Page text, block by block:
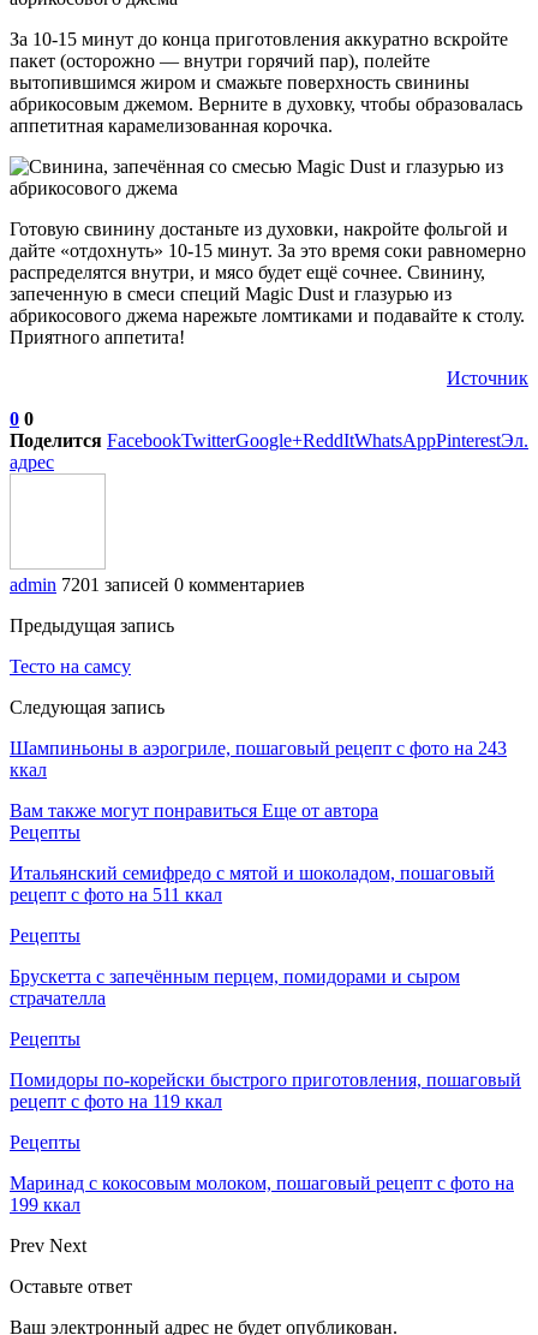
За 10-15 минут до конца приготовления аккуратно вскройте
пакет (осторожно — внутри горячий пар), полейте
вытопившимся жиром и смажьте поверхность свинины
абрикосовым джемом. Верните в духовку, чтобы образовалась
аппетитная карамелизованная корочка.
Готовую свинину достаньте из духовки, накройте фольгой и
дайте «отдохнуть» 10-15 минут. За это время соки равномерно
распределятся внутри, и мясо будет ещё сочнее. Свинину,
запеченную в смеси специй Magic Dust и глазурью из
абрикосового джема нарежьте ломтиками и подавайте к столу.
Приятного аппетита!
Источник
0 0
Поделится FacebookTwitterGoogle+ReddItWhatsAppPinterestЭл.
адрес
admin 7201 записей 0 комментариев
Предыдущая запись
Тесто на самсу
Следующая запись
Шампиньоны в аэрогриле, пошаговый рецепт с фото на 243
ккал
Вам также могут понравиться Еще от автора
Рецепты
Итальянский семифредо с мятой и шоколадом, пошаговый
рецепт с фото на 511 ккал
Рецепты
Брускетта с запечённым перцем, помидорами и сыром
страчателла
Рецепты
Помидоры по-корейски быстрого приготовления, пошаговый
рецепт с фото на 119 ккал
Рецепты
Маринад с кокосовым молоком, пошаговый рецепт с фото на
199 ккал
Prev Next
Оставьте ответ
Ваш электронный адрес не будет опубликован.